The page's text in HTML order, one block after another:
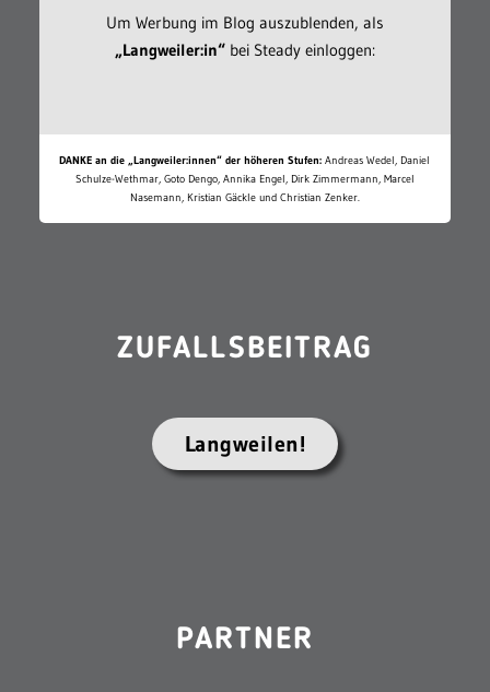
Um Werbung im Blog auszublenden, als
„Langweiler:in“bei Steady einloggen:
DANKE an die „Langweiler:innen“ der höheren Stufen: Andreas Wedel, Daniel
Schulze-Wethmar, Goto Dengo, Annika Engel, Dirk Zimmermann, Marcel
Nasemann, Kristian Gäckle und Christian Zenker.
ZUFALLSBEITRAG
Langweilen!
PARTNER